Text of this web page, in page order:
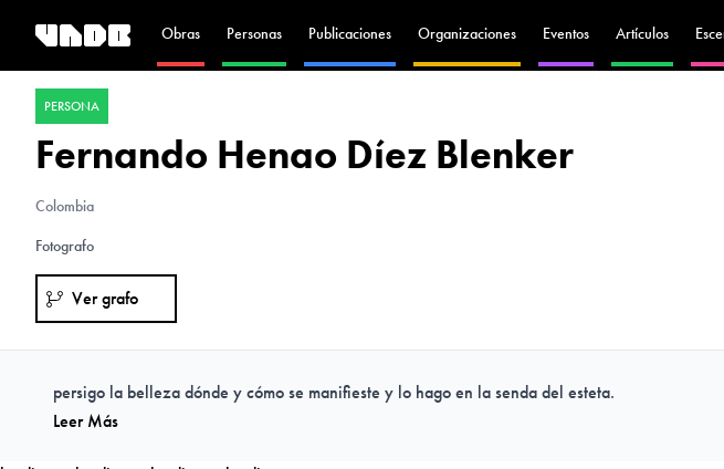
Obras Personas Publicaciones Organizaciones Eventos Artículos
PERSONA
Fernando Henao Díez Blenker
Colombia
Fotografo
Ver grafo
persigo la belleza dónde y cómo se manifieste y lo hago en la senda del esteta.
Leer Más